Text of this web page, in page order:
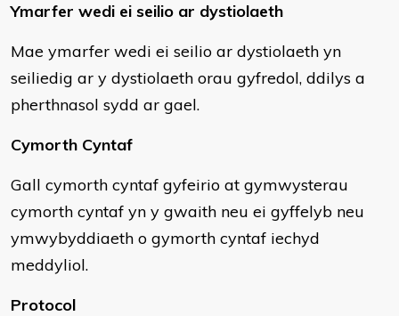
Ymarfer wedi ei seilio ar dystiolaeth
Mae ymarfer wedi ei seilio ar dystiolaeth yn
seiliedig ar y dystiolaeth orau gyfredol, ddilys a
pherthnasol sydd ar gael.
Cymorth Cyntaf
Gall cymorth cyntaf gyfeirio at gymwysterau
cymorth cyntaf yn y gwaith neu ei gyffelyb neu
ymwybyddiaeth o gymorth cyntaf iechyd
meddyliol.
Protocol